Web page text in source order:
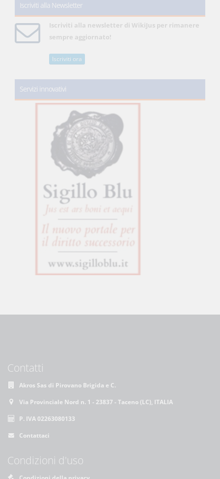
Iscriviti alla Newsletter
Iscriviti alla newsletter di WikiJus per rimanere
sempre aggiornato!
Iscriviti ora
Servizi innovativi
Contatti
Akros Sas di Pirovano Brigida e C.
Via Provinciale Nord n. 1 - 23837 - Taceno (LC), ITALIA
P. IVA 02263080133
Contattaci
Condizioni d'uso
Condizioni della privacy